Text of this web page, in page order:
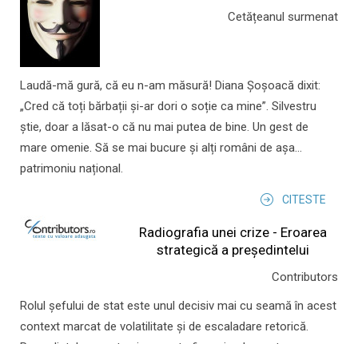
Cetățeanul surmenat
Laudă-mă gură, că eu n-am măsură! Diana Șoșoacă dixit:
„Cred că toți bărbații și-ar dori o soție ca mine”. Silvestru
știe, doar a lăsat-o că nu mai putea de bine. Un gest de
mare omenie. Să se mai bucure și alți români de așa...
patrimoniu național.
CITESTE
Radiografia unei crize - Eroarea
strategică a președintelui
Contributors
Rolul şefului de stat este unul decisiv mai cu seamă în acest
context marcat de volatilitate şi de escaladare retorică.